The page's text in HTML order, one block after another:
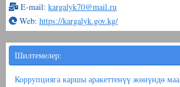
E-mail: kargalyk70@mail.ru
Web: https://kargalyk.gov.kg/
Шилтемелер:
Коррупцияга каршы аракеттенүү жөнүндө